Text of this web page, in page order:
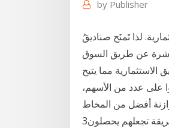
by Publisher
لذا تَمنَح صناديقُ
عن طريق السوق
مما يتيح
على عدد من الأسهم،
أفضل من المخاط
3‏‏/5‏‏/1439 بعد الهجرة أفضل طرق الاستثمار يرغب معظم المستثمرين في الاستثمار بطريقة تجعلهم يحصلون